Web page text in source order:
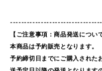
【ご注意事項：商品発送につい
本商品は予約販売となります。
予約締切日までにご購入された